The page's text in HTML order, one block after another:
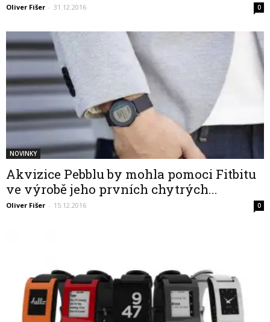
Oliver Fišer - 31.12.2016 0
NOVINKY
Akvizice Pebblu by mohla pomoci Fitbitu
ve výrobě jeho prvních chytrých...
Oliver Fišer - 15.12.2016 0